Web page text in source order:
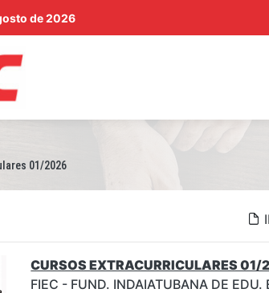
de 2026
01/2026
CURSOS EXTRACURRICULARES
FIEC - FUND. INDAIATUBANA DE EDU.